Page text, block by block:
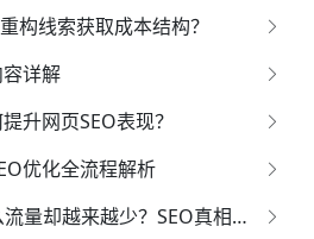
构线索获取成本结构？
详解
升网页SEO表现？
优化全流程解析
内容每天更新，为什么流量却越来越少？SEO真相曝光！